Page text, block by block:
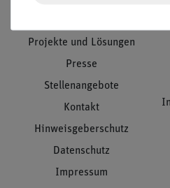
Projekte und Lösungen
Presse
Stellenangebote
Kontakt
Hinweisgeberschutz
Datenschutz
Impressum